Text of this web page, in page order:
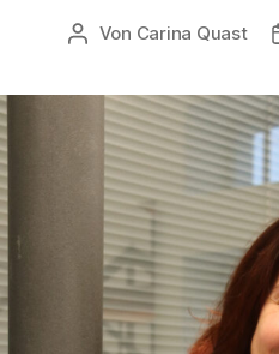
Beitragsautor
Von Carina Quast